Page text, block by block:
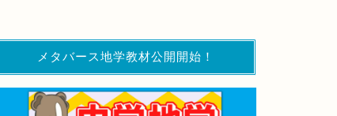
メタバース地学教材公開開始！